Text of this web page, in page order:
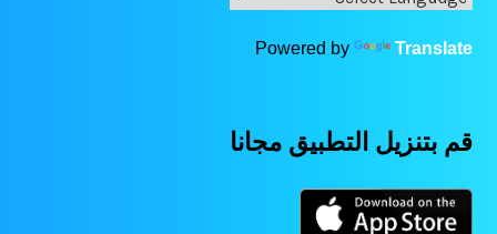
Powered by Translate
قم بتنزيل التطبيق مجانا